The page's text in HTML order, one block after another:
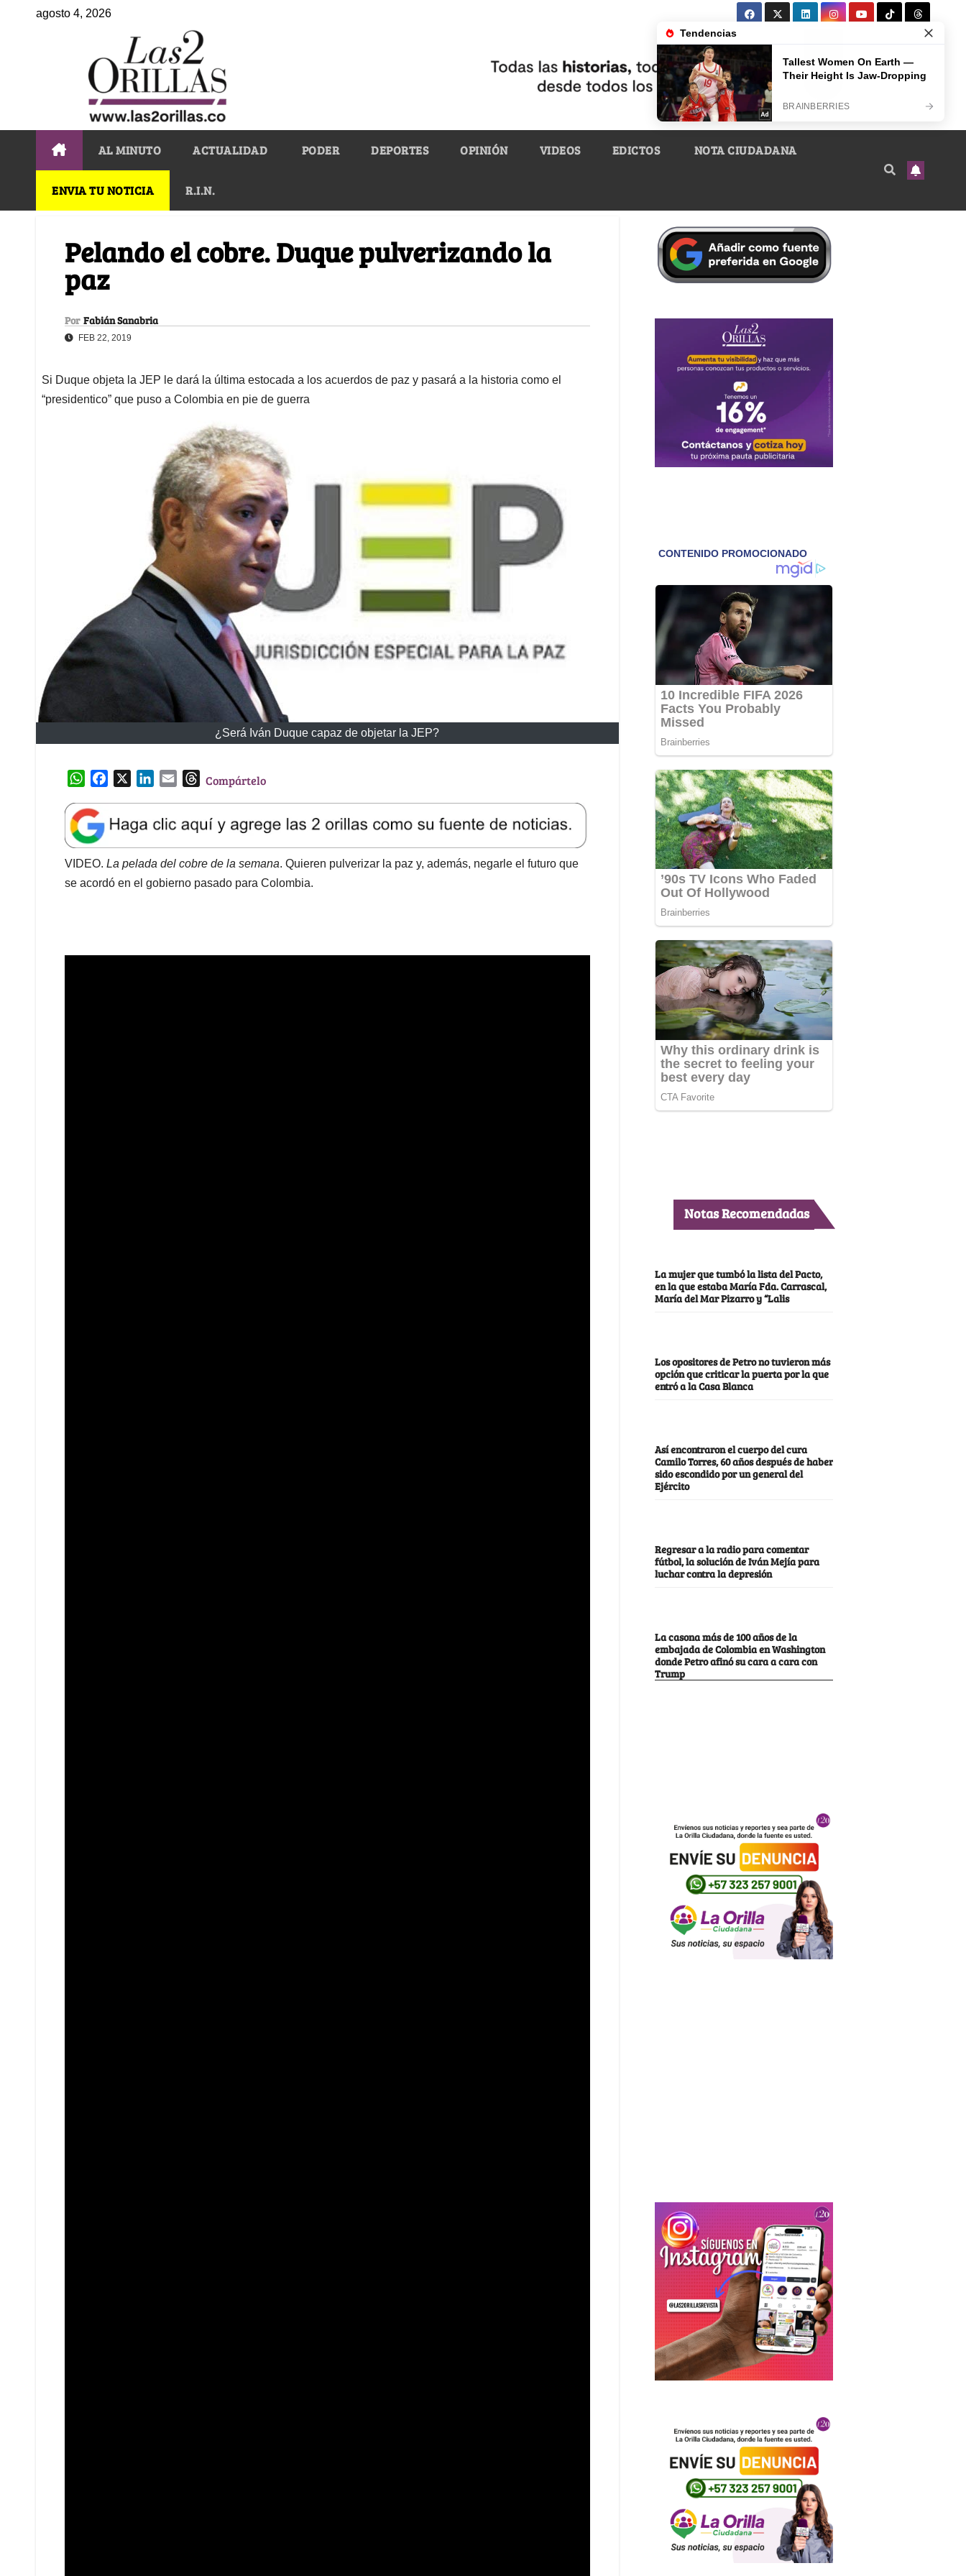
agosto 4, 2026
AL MINUTO ACTUALIDAD PODER DEPORTES OPINIÓN VIDEOS EDICTOS NOTA CIUDADANA
ENVIA TU NOTICIA R.I.N.
Pelando el cobre. Duque pulverizando la
paz
Por Fabián Sanabria
FEB 22, 2019
Si Duque objeta la JEP le dará la última estocada a los acuerdos de paz y pasará a la historia como el
“presidentico” que puso a Colombia en pie de guerra
¿Será Iván Duque capaz de objetar la JEP?
W
a
t
s
A
p
e
b
o
o
k
e
d
I
l
T
e
a
d
s
Compártelo
VIDEO. La pelada del cobre de la semana. Quieren pulverizar la paz y, además, negarle el futuro que
se acordó en el gobierno pasado para Colombia.
Notas Recomendadas
La mujer que tumbó la lista del Pacto,
en la que estaba María Fda. Carrascal,
María del Mar Pizarro y “Lalis
Los opositores de Petro no tuvieron más
opción que criticar la puerta por la que
entró a la Casa Blanca
Así encontraron el cuerpo del cura
Camilo Torres, 60 años después de haber
sido escondido por un general del
Ejército
Regresar a la radio para comentar
fútbol, la solución de Iván Mejía para
luchar contra la depresión
La casona más de 100 años de la
embajada de Colombia en Washington
donde Petro afinó su cara a cara con
Trump